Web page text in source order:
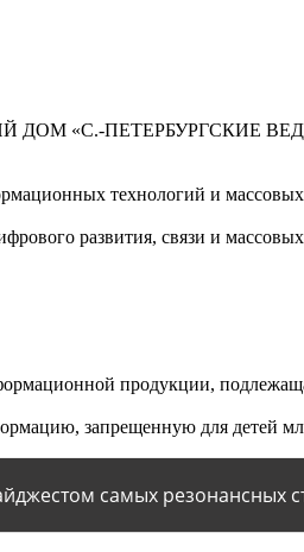
ДОМ «С.-ПЕТЕРБУРГСКИЕ
технологий и
развития, связи и
продукции,
запрещенную для детей
самых резонансных